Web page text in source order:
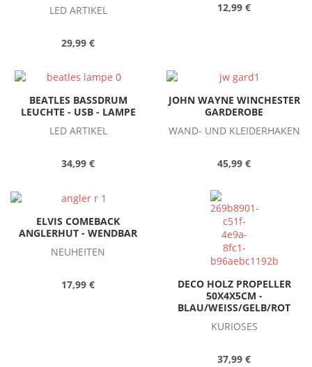
LED ARTIKEL
29,99 €
12,99 €
BEATLES BASSDRUM
LEUCHTE - USB - LAMPE
LED ARTIKEL
34,99 €
JOHN WAYNE WINCHESTER
GARDEROBE
WAND- UND KLEIDERHAKEN
45,99 €
ELVIS COMEBACK
ANGLERHUT - WENDBAR
NEUHEITEN
17,99 €
DECO HOLZ PROPELLER
50X4X5CM -
BLAU/WEISS/GELB/ROT
KURIOSES
37,99 €